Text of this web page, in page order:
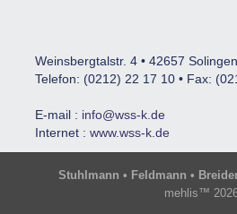
Weinsbergtalstr. 4 • 42657 Solingen
Telefon: (0212) 22 17 10 • Fax:
E-mail : info@wss-k.de
Internet : www.wss-k.de
Stuhlmann • Feldmann •
mehlis™